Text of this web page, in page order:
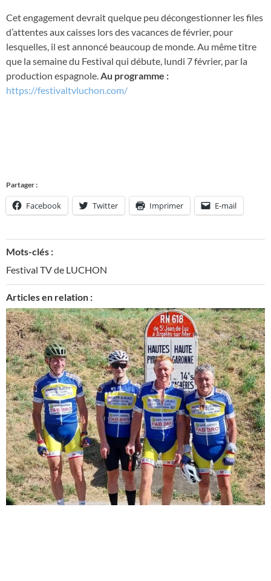
Cet engagement devrait quelque peu décongestionner les files
d’attentes aux caisses lors des vacances de février, pour
lesquelles, il est annoncé beaucoup de monde. Au même titre
que la semaine du Festival qui débute, lundi 7 février, par la
production espagnole.Au programme :
https://festivaltvluchon.com/
Partager :
Facebook Twitter Imprimer E-mail
Mots-clés :
Festival TV de LUCHON
Articles en relation :